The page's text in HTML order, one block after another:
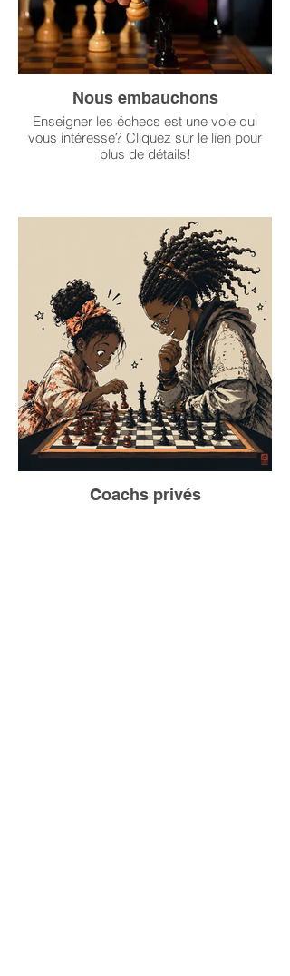
Nous embauchons
Enseigner les échecs est une voie qui
vous intéresse? Cliquez sur le lien pour
plus de détails!
Coachs privés